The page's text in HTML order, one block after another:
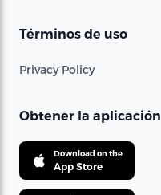
Términos de uso
Privacy Policy
Obtener la aplicación
Download on the
App Store